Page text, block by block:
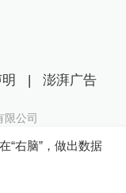
“右脑”，做出数据
| 澎湃广告
限公司
14003370号
号